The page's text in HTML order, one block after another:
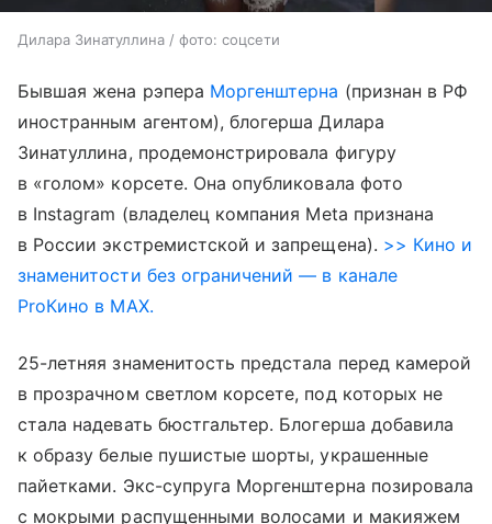
Дилара Зинатуллина / фото: соцсети
Бывшая жена рэпера Моргенштерна (признан в РФ
иностранным агентом), блогерша Дилара
Зинатуллина, продемонстрировала фигуру
в «голом» корсете. Она опубликовала фото
в Instagram (владелец компания Meta признана
в России экстремистской и запрещена). >> Кино и
знаменитости без ограничений — в канале
ProКино в MAX.
25-летняя знаменитость предстала перед камерой
в прозрачном светлом корсете, под которых не
стала надевать бюстгальтер. Блогерша добавила
к образу белые пушистые шорты, украшенные
пайетками. Экс-супруга Моргенштерна позировала
с мокрыми распущенными волосами и макияжем